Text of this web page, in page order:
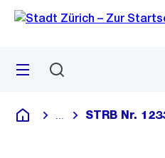
Navigation
Sprunglink
Menü
Deutsch
Blende alle
STRB Nr.